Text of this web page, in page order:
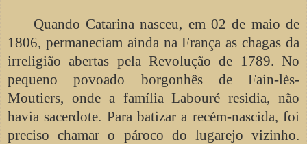
Quando Catarina nasceu, em 02 de maio de
1806, permaneciam ainda na França as chagas da
irreligião abertas pela Revolução de 1789. No
pequeno povoado borgonhês de Fain-lès-
Moutiers, onde a família Labouré residia, não
havia sacerdote. Para batizar a recém-nascida, foi
preciso chamar o pároco do lugarejo vizinho.